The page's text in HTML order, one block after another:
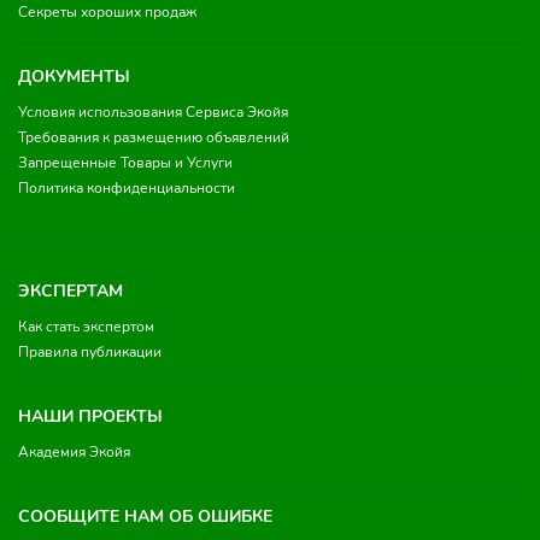
Секреты хороших продаж
ДОКУМЕНТЫ
Условия использования Сервиса Экойя
Требования к размещению объявлений
Запрещенные Товары и Услуги
Политика конфиденциальности
ЭКСПЕРТАМ
Как стать экспертом
Правила публикации
НАШИ ПРОЕКТЫ
Академия Экойя
СООБЩИТЕ НАМ ОБ ОШИБКЕ